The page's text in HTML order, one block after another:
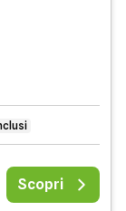
Scopri